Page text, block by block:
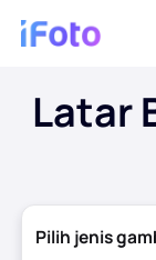
Latar
Pilih jenis